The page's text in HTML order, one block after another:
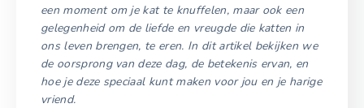
een moment om je kat te knuffelen, maar ook een
gelegenheid om de liefde en vreugde die katten in
ons leven brengen, te eren. In dit artikel bekijken we
de oorsprong van deze dag, de betekenis ervan, en
hoe je deze speciaal kunt maken voor jou en je harige
vriend.